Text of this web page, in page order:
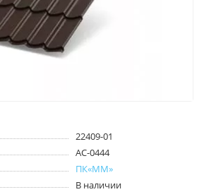
22409-01
АС-0444
ПК«ММ»
В наличии